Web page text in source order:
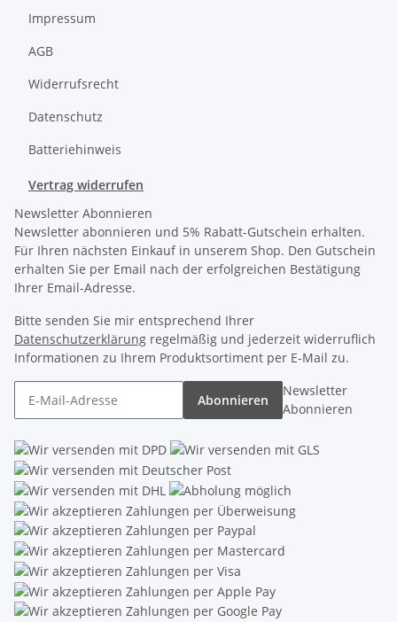
Impressum
AGB
Widerrufsrecht
Datenschutz
Batteriehinweis
Vertrag widerrufen
Newsletter Abonnieren
Newsletter abonnieren und 5% Rabatt-Gutschein erhalten.
Für Ihren nächsten Einkauf in unserem Shop. Den Gutschein
erhalten Sie per Email nach der erfolgreichen Bestätigung
Ihrer Email-Adresse.
Bitte senden Sie mir entsprechend Ihrer
Datenschutzerklärung regelmäßig und jederzeit widerruflich
Informationen zu Ihrem Produktsortiment per E-Mail zu.
Abonnieren
Newsletter
Abonnieren